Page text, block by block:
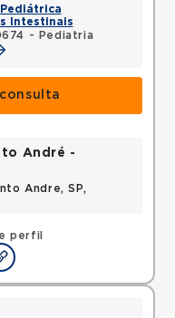
Intestinais
- Pediatria
perfil
André -
Andre, SP,